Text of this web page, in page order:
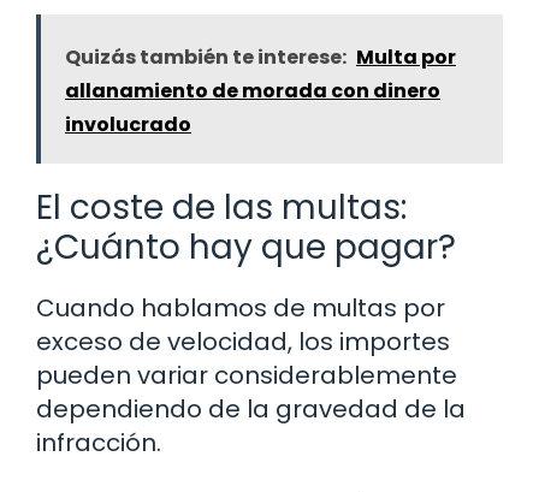
Quizás también te interese: Multa por
allanamiento de morada con dinero
involucrado
El coste de las multas:
¿Cuánto hay que pagar?
Cuando hablamos de multas por
exceso de velocidad, los importes
pueden variar considerablemente
dependiendo de la gravedad de la
infracción.